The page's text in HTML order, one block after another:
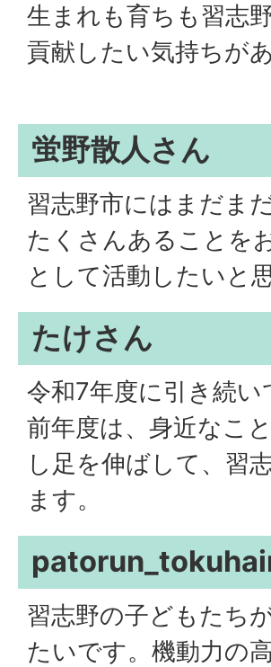
生まれも育ちも習志
貢献したい気持ちが
蛍野散人さん
習志野市にはまだま
たくさんあることを
として活動したいと
たけさん
令和7年度に引き続
前年度は、身近なこ
し足を伸ばして、習
ます。
習志野の子どもたち
たいです。機動力の